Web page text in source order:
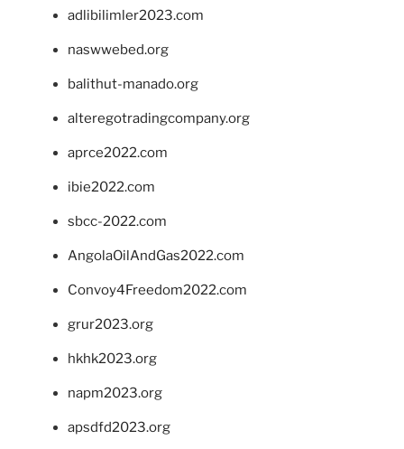
adlibilimler2023.com
naswwebed.org
balithut-manado.org
alteregotradingcompany.org
aprce2022.com
ibie2022.com
sbcc-2022.com
AngolaOilAndGas2022.com
Convoy4Freedom2022.com
grur2023.org
hkhk2023.org
napm2023.org
apsdfd2023.org